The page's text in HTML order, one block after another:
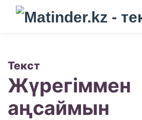
Текст
Жүрегіммен
аңсаймын